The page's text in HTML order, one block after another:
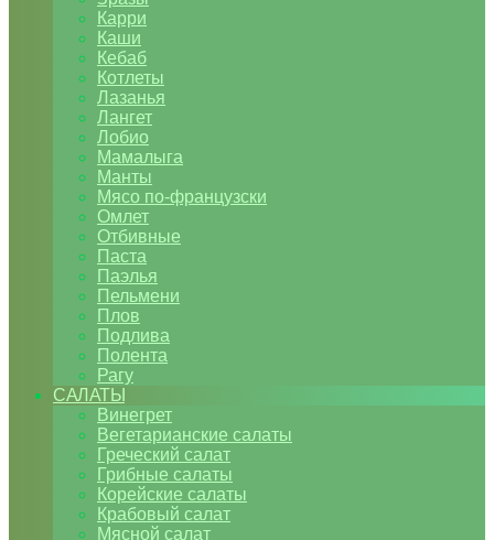
Карри
Каши
Кебаб
Котлеты
Лазанья
Лангет
Лобио
Мамалыга
Манты
Мясо по-французски
Омлет
Отбивные
Паста
Паэлья
Пельмени
Плов
Подлива
Полента
Рагу
САЛАТЫ
Винегрет
Вегетарианские салаты
Греческий салат
Грибные салаты
Корейские салаты
Крабовый салат
Мясной салат